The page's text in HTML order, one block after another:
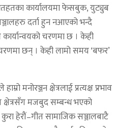
कार्यालयमा फेसबुक, युट्युब
दर्ता हुन नआएको भन्दै
चरणमा छ । केही
छन् । केही लामो समय ‘बफर’
मनोरञ्जन क्षेत्रलाई प्रत्यक्ष प्रभाव
क्षेत्रसँग मजबुद सम्बन्ध भएको
हेरौं–गीत सामाजिक सञ्जालबाटै